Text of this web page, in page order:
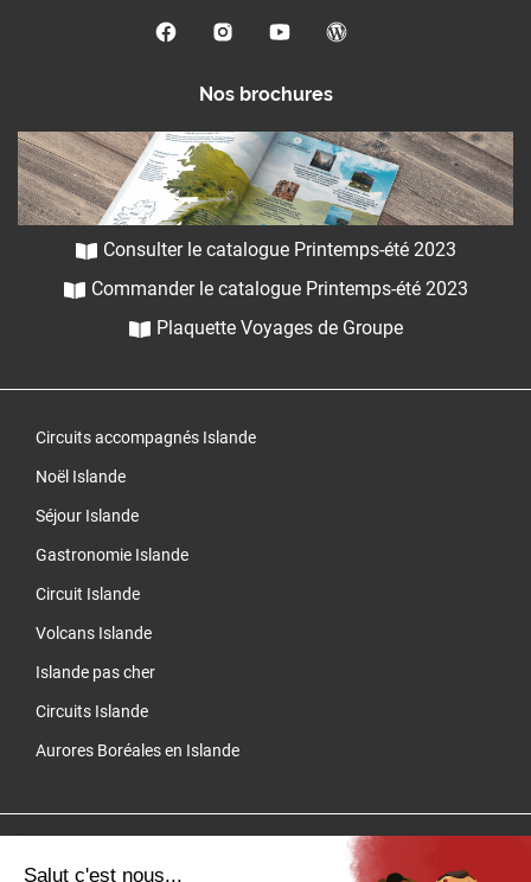
Nos brochures
Consulter le catalogue Printemps-été 2023
Commander le catalogue Printemps-été 2023
Plaquette Voyages de Groupe
Circuits accompagnés Islande
Noël Islande
Séjour Islande
Gastronomie Islande
Circuit Islande
Volcans Islande
Islande pas cher
Circuits Islande
Aurores Boréales en Islande